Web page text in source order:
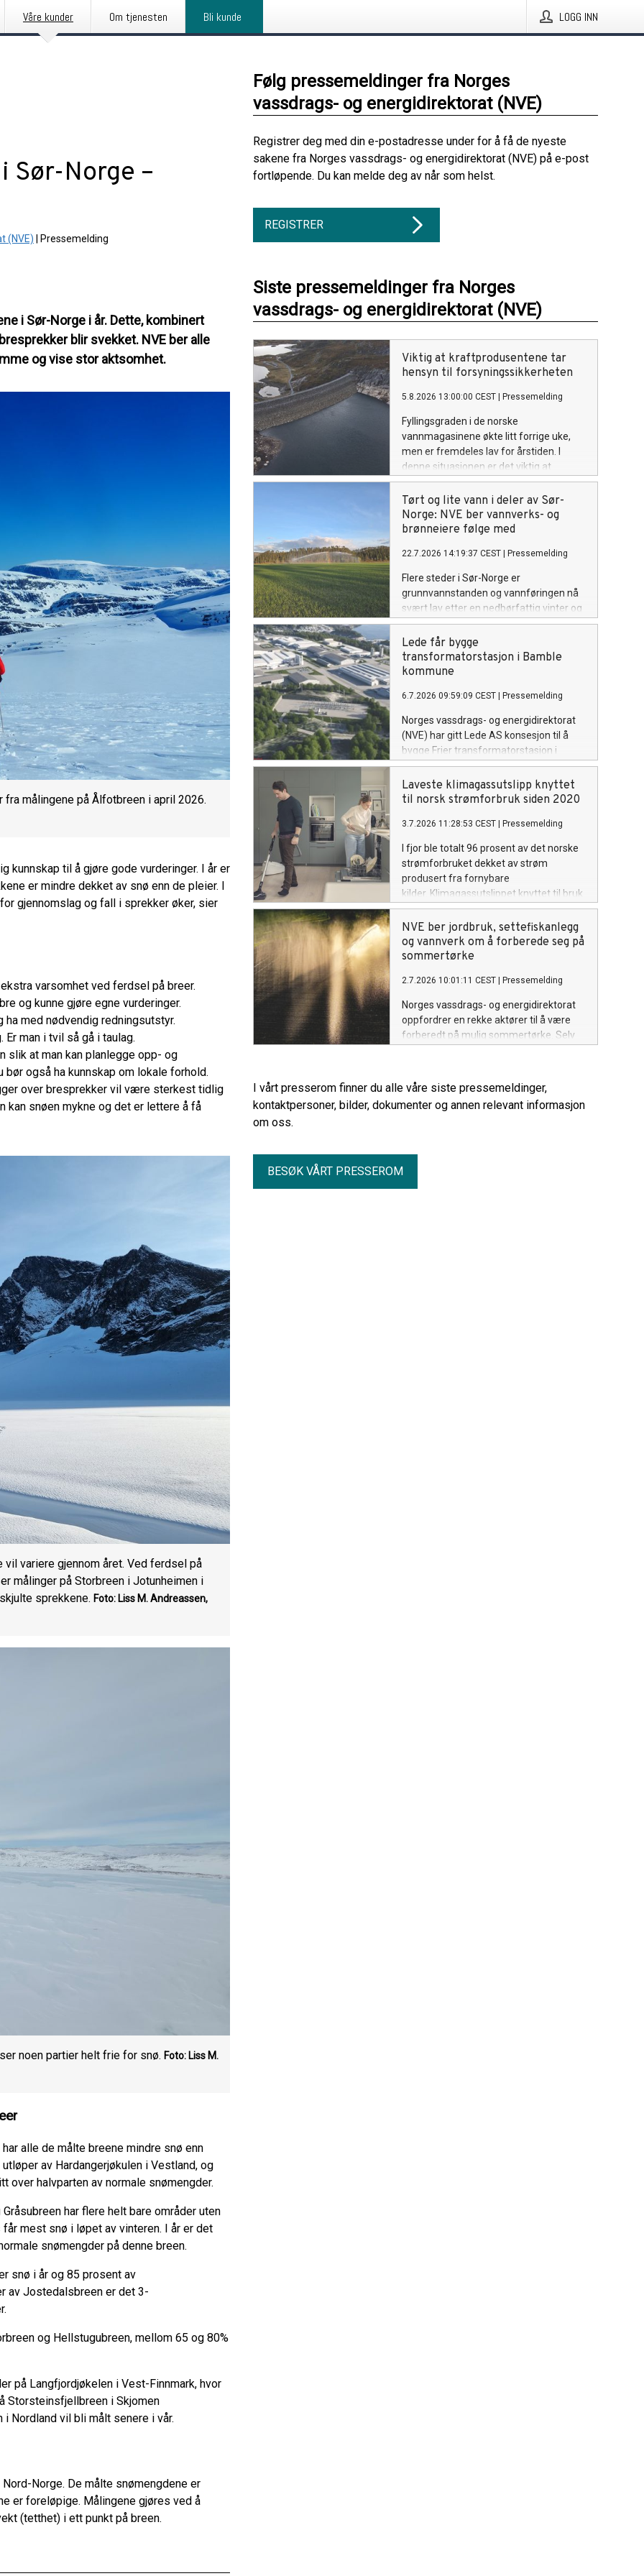
Våre kunder Om tjenesten Bli kunde LOGG INN
Sør-Norge –
(NVE) Pressemelding
i Sør-Norge i år. Dette, kombinert
blir svekket. NVE ber alle
og vise stor aktsomhet.
målingene på Ålfotbreen i april 2026.
kunnskap til å gjøre gode vurderinger. I år er
er mindre dekket av snø enn de pleier. I
gjennomslag og fall i sprekker øker, sier
varsomhet ved ferdsel på breer.
og kunne gjøre egne vurderinger.
med nødvendig redningsutstyr.
man i tvil så gå i taulag.
slik at man kan planlegge opp- og
også ha kunnskap om lokale forhold.
over bresprekker vil være sterkest tidlig
kan snøen mykne og det er lettere å få
variere gjennom året. Ved ferdsel på
målinger på Storbreen i Jotunheimen i
sprekkene. Foto: Liss M. Andreassen,
noen partier helt frie for snø. Foto: Liss M.
alle de målte breene mindre snø enn
av Hardangerjøkulen i Vestland, og
over halvparten av normale snømengder.
har flere helt bare områder uten
mest snø i løpet av vinteren. I år er det
snømengder på denne breen.
snø i år og 85 prosent av
av Jostedalsbreen er det 3-
og Hellstugubreen, mellom 65 og 80%
på Langfjordjøkelen i Vest-Finnmark, hvor
Storsteinsfjellbreen i Skjomen
Nordland vil bli målt senere i vår.
Norge. De målte snømengdene er
er foreløpige. Målingene gjøres ved å
(tetthet) i ett punkt på breen.
Følg pressemeldinger fra Norges
vassdrags- og energidirektorat (NVE)
Registrer deg med din e-postadresse under for å få de nyeste
sakene fra Norges vassdrags- og energidirektorat (NVE) på e-post
fortløpende. Du kan melde deg av når som helst.
REGISTRER
Siste pressemeldinger fra Norges
vassdrags- og energidirektorat (NVE)
Viktig at kraftprodusentene tar
hensyn til forsyningssikkerheten
5.8.2026 13:00:00 CEST Pressemelding
Fyllingsgraden i de norske
vannmagasinene økte litt forrige uke,
men er fremdeles lav for årstiden. I
denne situasjonen er det viktig at
vannkraftprodusentene tar inn over seg
ansvaret de har for vinterens
forsyningssikkerhet. NVE følger
utviklingen av kraftsituasjonen, i tett
NVE innføre en rapporteringsordning for
kraftprodusentene.
Tørt og lite vann i deler av Sør-
Norge: NVE ber vannverks- og
brønneiere følge med
22.7.2026 14:19:37 CEST Pressemelding
Flere steder i Sør-Norge er
grunnvannstanden og vannføringen nå
svært lav etter en nedbørfattig vinter og
en varm, tørr sommer. NVE ber
vannverkseiere, brønneiere og andre
som tar ut vann om å følge utviklingen
og være forberedt på å gjøre
kommer mye regn de neste ukene.
Lede får bygge
transformatorstasjon i Bamble
kommune
6.7.2026 09:59:09 CEST Pressemelding
Norges vassdrags- og energidirektorat
(NVE) har gitt Lede AS konsesjon til å
bygge Frier transformatorstasjon i
Telemark ved industriområdet Frier
Vest. De har også fått tillatelse til å
bygge to parallelle kraftledninger på 5,5
Herum transformatorstasjon.
Laveste klimagassutslipp knyttet
til norsk strømforbruk siden 2020
3.7.2026 11:28:53 CEST Pressemelding
I fjor ble totalt 96 prosent av det norske
strømforbruket dekket av strøm
produsert fra fornybare
kilder. Klimagassutslippet knyttet til bruk
av strøm i Norge har gått ned blant
annet på grunn av mindre import fra
naboland med høyere andel
kraftproduksjon med klimautslipp. Det
levert strøm i 2025.
NVE ber jordbruk, settefiskanlegg
og vannverk om å forberede seg på
sommertørke
2.7.2026 10:01:11 CEST Pressemelding
Norges vassdrags- og energidirektorat
oppfordrer en rekke aktører til å være
forberedt på mulig sommertørke. Selv
overvåking og tiltak dersom situasjonen
endrer seg gjennom sommeren.
I vårt presserom finner du alle våre siste pressemeldinger,
kontaktpersoner, bilder, dokumenter og annen relevant informasjon
om oss.
BESØK VÅRT PRESSEROM